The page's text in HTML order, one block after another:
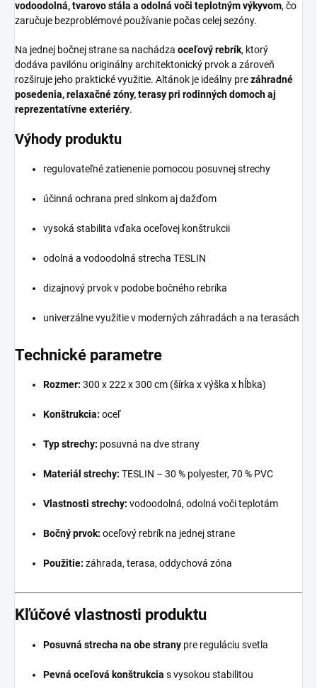
vodoodolná, tvarovo stála a odolná voči teplotným výkyvom, čo
zaručuje bezproblémové používanie počas celej sezóny.
Na jednej bočnej strane sa nachádza oceľový rebrík, ktorý
dodáva pavilónu originálny architektonický prvok a zároveň
rozširuje jeho praktické využitie. Altánok je ideálny prezáhradné
posedenia, relaxačné zóny, terasy pri rodinných domoch aj
reprezentatívne exteriéry.
Výhody produktu
regulovateľné zatienenie pomocou posuvnej strechy
účinná ochrana pred slnkom aj dažďom
vysoká stabilita vďaka oceľovej konštrukcii
odolná a vodoodolná strecha TESLIN
dizajnový prvok v podobe bočného rebríka
univerzálne využitie v moderných záhradách a na terasách
Technické parametre
Rozmer: 300 x 222 x 300 cm (šírka x výška x hĺbka)
Konštrukcia: oceľ
Typ strechy: posuvná na dve strany
Materiál strechy: TESLIN – 30 % polyester, 70 % PVC
Vlastnosti strechy: vodoodolná, odolná voči teplotám
Bočný prvok: oceľový rebrík na jednej strane
Použitie: záhrada, terasa, oddychová zóna
Kľúčové vlastnosti produktu
Posuvná strecha na obe strany pre reguláciu svetla
Pevná oceľová konštrukcia s vysokou stabilitou